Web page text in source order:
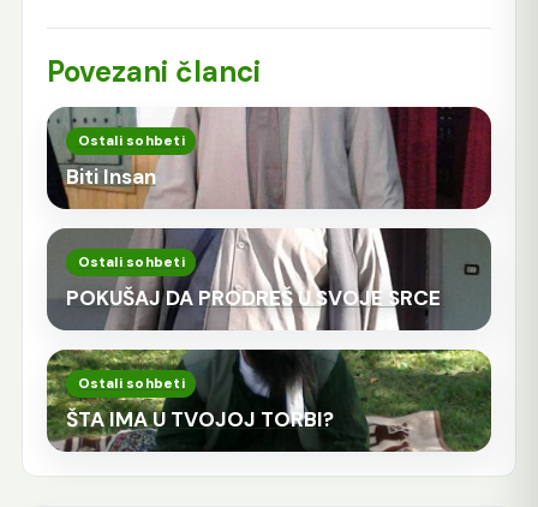
Povezani članci
Ostali sohbeti
Biti Insan
Ostali sohbeti
POKUŠAJ DA PRODREŠ U SVOJE SRCE
Ostali sohbeti
ŠTA IMA U TVOJOJ TORBI?